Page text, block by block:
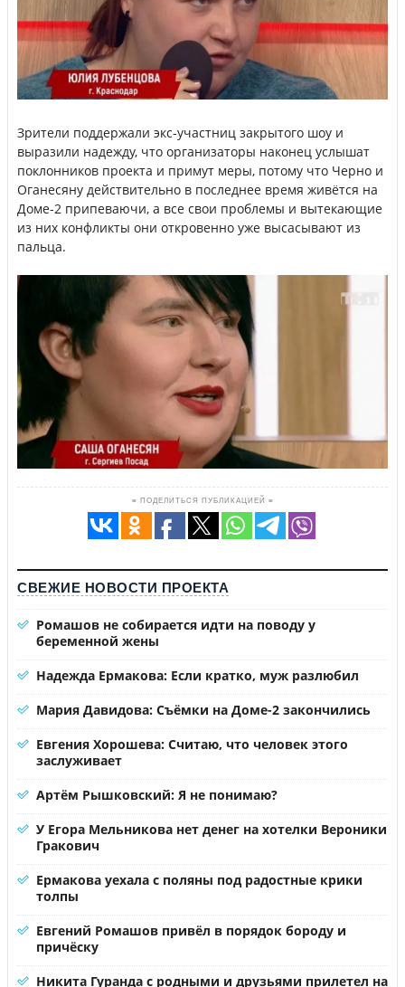
Зрители поддержали экс-участниц закрытого шоу и
выразили надежду, что организаторы наконец услышат
поклонников проекта и примут меры, потому что Черно и
Оганесяну действительно в последнее время живётся на
Доме-2 припеваючи, а все свои проблемы и вытекающие
из них конфликты они откровенно уже высасывают из
пальца.
≡ ПОДЕЛИТЬСЯ ПУБЛИКАЦИЕЙ ≡
СВЕЖИЕ НОВОСТИ ПРОЕКТА
Ромашов не собирается идти на поводу у
беременной жены
Надежда Ермакова: Если кратко, муж разлюбил
Мария Давидова: Съёмки на Доме-2 закончились
Евгения Хорошева: Считаю, что человек этого
заслуживает
Артём Рышковский: Я не понимаю?
У Егора Мельникова нет денег на хотелки Вероники
Гракович
Ермакова уехала с поляны под радостные крики
толпы
Евгений Ромашов привёл в порядок бороду и
причёску
Никита Гуранда с родными и друзьями прилетел на